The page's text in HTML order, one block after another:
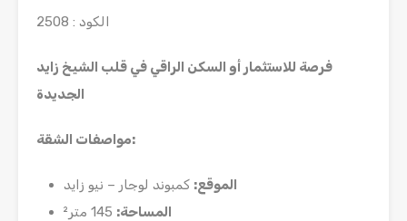
الكود : 2508
فرصة للاستثمار أو السكن الراقي في قلب الشيخ زايد
الجديدة
مواصفات الشقة:
الموقع: كمبوند لوجار – نيو زايد
المساحة: